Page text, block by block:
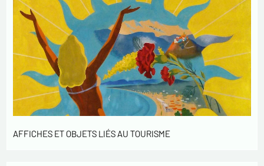
AFFICHES ET OBJETS LIÉS AU TOURISME